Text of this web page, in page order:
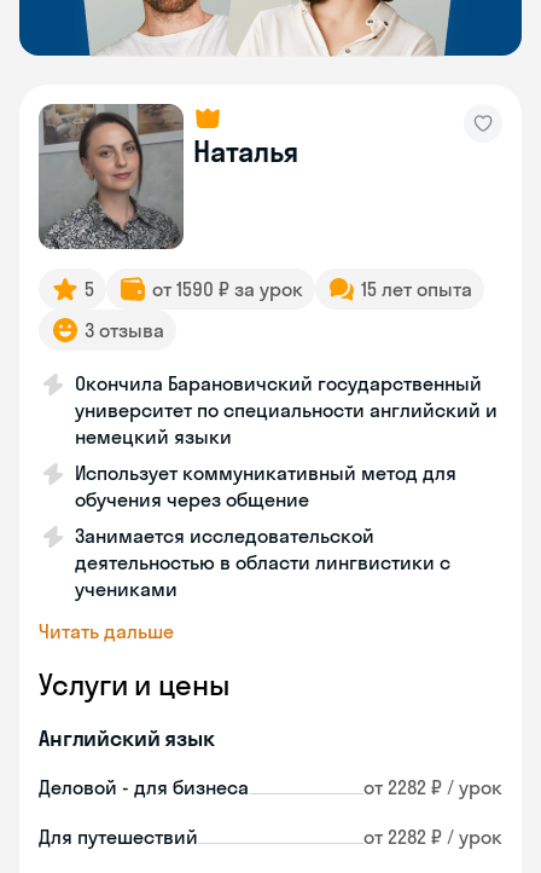
Наталья
5 от 1590 ₽ за урок
15 лет опыта
3 отзыва
Окончила Барановичский государственный
университет по специальности английский и
немецкий языки
Использует коммуникативный метод для
обучения через общение
Занимается исследовательской
деятельностью в области лингвистики с
учениками
Читать дальше
Услуги и цены
Английский язык
Деловой - для бизнеса от 2282 ₽ / урок
Для путешествий от 2282 ₽ / урок